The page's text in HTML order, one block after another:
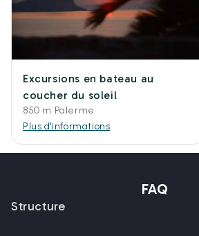
Excursions en bateau au
coucher du soleil
850 m Palerme
Plus d'informations
FAQ
Structure